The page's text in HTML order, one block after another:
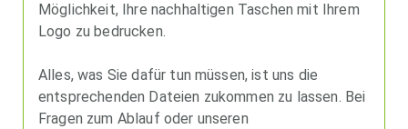
Möglichkeit, Ihre nachhaltigen Taschen mit Ihrem
Logo zu bedrucken.
Alles, was Sie dafür tun müssen, ist uns die
entsprechenden Dateien zukommen zu lassen. Bei
Fragen zum Ablauf oder unseren